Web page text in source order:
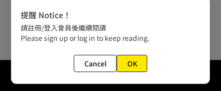
提醒 Notice！
請註冊/登入會員後繼續閱讀
Please sign up or log in to keep reading.
Cancel OK